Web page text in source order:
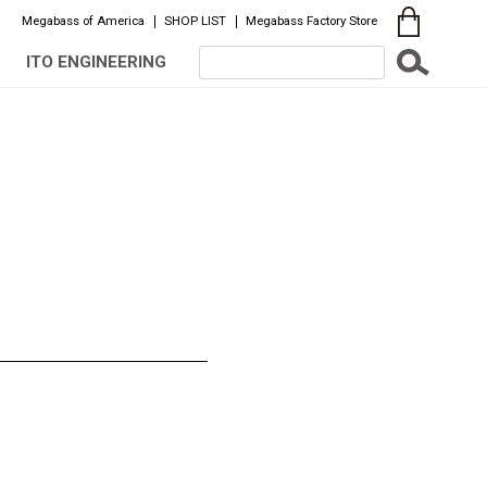
Megabass of America SHOP LIST Megabass Factory Store
ITO ENGINEERING